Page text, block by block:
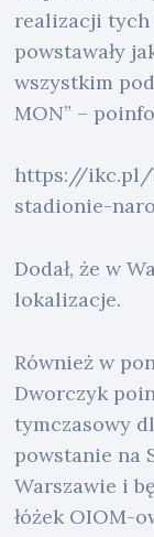
realizacji tych
powstawały
wszystkim
MON” –
https://ikc.pl/
stadionie-
Dodał, że w
lokalizacje.
Również w
Dworczyk
tymczasowy
powstanie na
Warszawie i
łóżek OIOM-